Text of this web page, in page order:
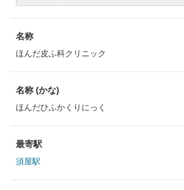
名称
ほんだ皮ふ科クリニック
名称 (かな)
ほんだひふかくりにっく
最寄駅
須屋駅